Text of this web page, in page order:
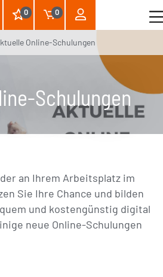
0 0
Online-Schulungen
Schulungen
an Ihrem Arbeitsplatz im
Sie Ihre Chance und bilden
und kostengünstig digital
neue Online-Schulungen